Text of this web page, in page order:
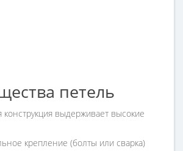
петель
конструкция выдерживает высокие
крепление (болты или сварка)